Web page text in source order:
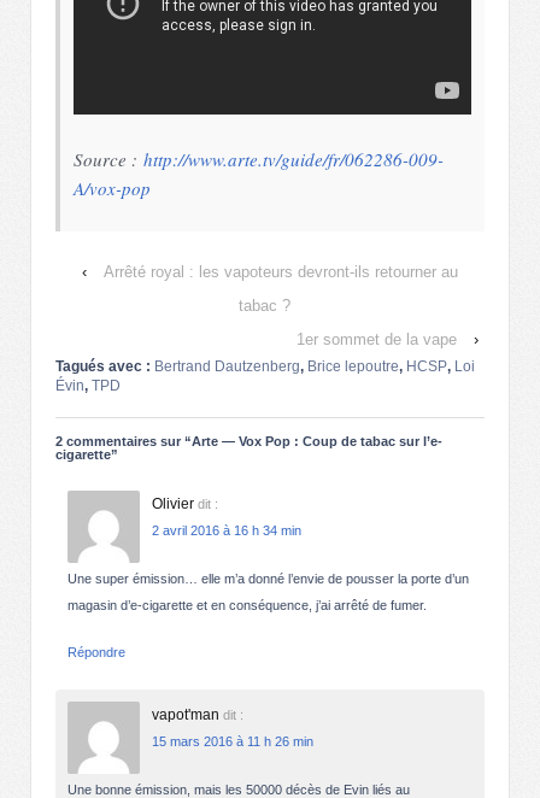
Source : http://www.arte.tv/guide/fr/062286-009-
A/vox-pop
‹
Arrêté royal : les vapoteurs devront-ils retourner au
tabac ?
1er sommet de la vape
›
Tagués avec : Bertrand Dautzenberg, Brice lepoutre, HCSP, Loi
Évin, TPD
2 commentaires sur “Arte — Vox Pop : Coup de tabac sur l’e-
cigarette”
Olivier dit :
2 avril 2016 à 16 h 34 min
Une super émission… elle m’a donné l’envie de pousser la porte d’un
magasin d’e-cigarette et en conséquence, j’ai arrêté de fumer.
Répondre
vapot'man dit :
15 mars 2016 à 11 h 26 min
Une bonne émission, mais les 50000 décès de Evin liés au